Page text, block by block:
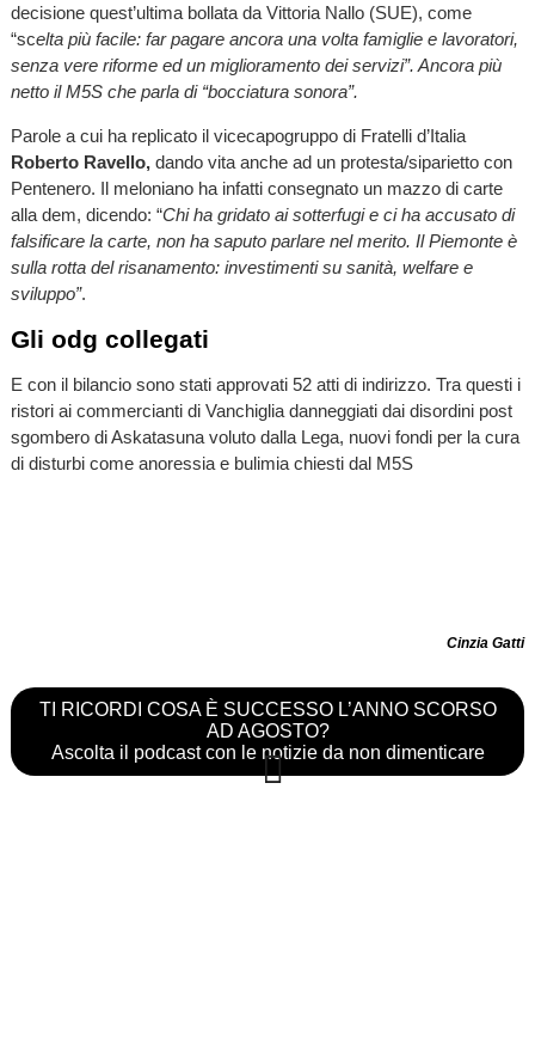
decisione quest’ultima bollata da Vittoria Nallo (SUE), come
“scelta più facile: far pagare ancora una volta famiglie e lavoratori,
senza vere riforme ed un miglioramento dei servizi”. Ancora più
netto il M5S che parla di “bocciatura sonora”.
Parole a cui ha replicato il vicecapogruppo di Fratelli d’Italia
Roberto Ravello,dando vita anche ad un protesta/siparietto con
Pentenero. Il meloniano ha infatti consegnato un mazzo di carte
alla dem, dicendo: “Chi ha gridato ai sotterfugi e ci ha accusato di
falsificare la carte, non ha saputo parlare nel merito. Il Piemonte è
sulla rotta del risanamento: investimenti su sanità, welfare e
sviluppo”.
Gli odg collegati
E con il bilancio sono stati approvati 52 atti di indirizzo. Tra questi i
ristori ai commercianti di Vanchiglia danneggiati dai disordini post
sgombero di Askatasuna voluto dalla Lega, nuovi fondi per la cura
di disturbi come anoressia e bulimia chiesti dal M5S
Cinzia Gatti
TI RICORDI COSA È SUCCESSO L’ANNO SCORSO
AD AGOSTO?
Ascolta il podcast con le notizie da non dimenticare